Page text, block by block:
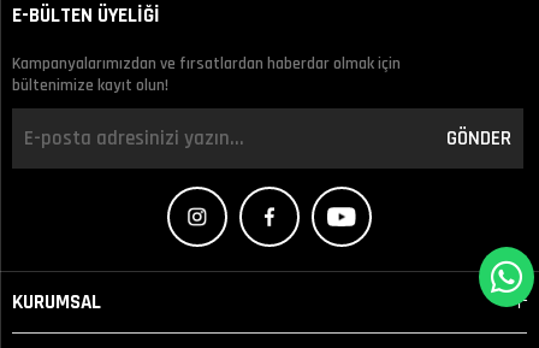
E-BÜLTEN ÜYELİĞİ
Kampanyalarımızdan ve fırsatlardan haberdar olmak için
bültenimize kayıt olun!
GÖNDER
KURUMSAL